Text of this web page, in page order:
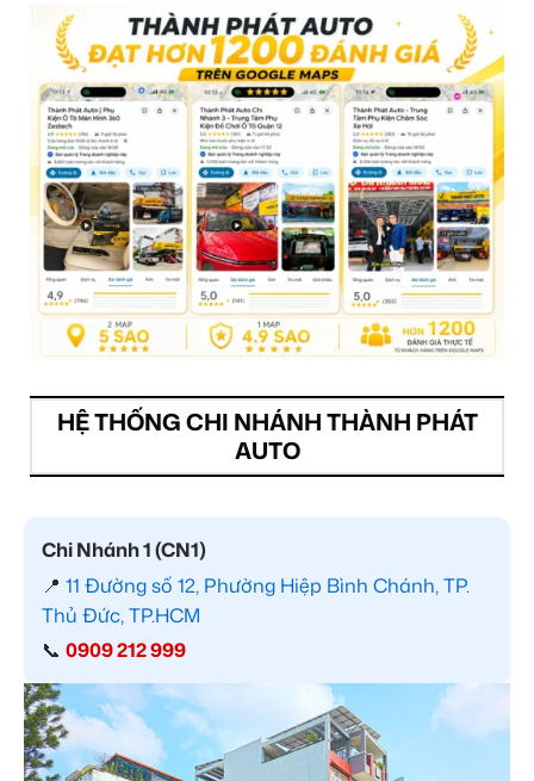
HỆ THỐNG CHI NHÁNH THÀNH PHÁT
AUTO
Chi Nhánh 1 (CN1)
📍 11 Đường số 12, Phường Hiệp Bình Chánh, TP.
Thủ Đức, TP.HCM
📞 0909 212 999